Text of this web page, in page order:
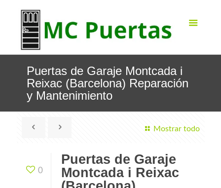
Puertas de Garaje Montcada i
Reixac (Barcelona) Reparación
y Mantenimiento
Mostrar todo
0
Puertas de Garaje
Montcada i Reixac